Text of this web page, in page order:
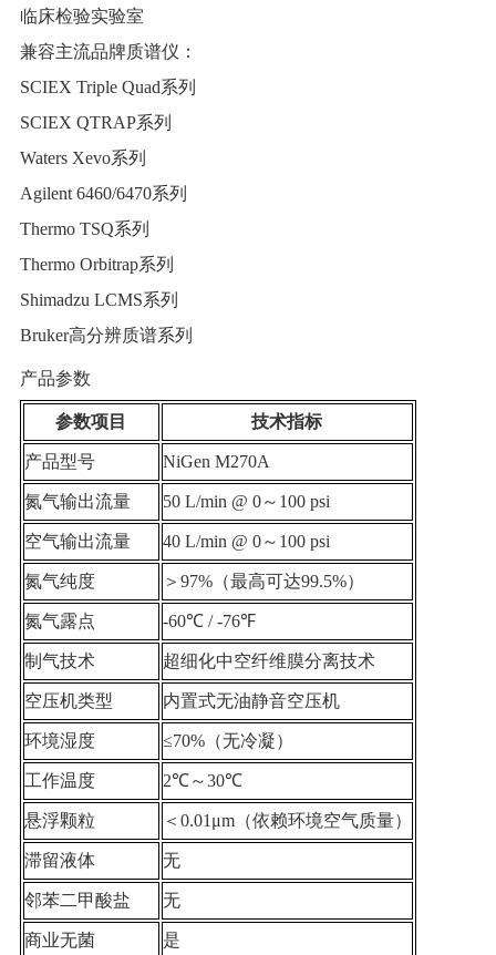
临床检验实验室
兼容主流品牌质谱仪：
SCIEX Triple Quad系列
SCIEX QTRAP系列
Waters Xevo系列
Agilent 6460/6470系列
Thermo TSQ系列
Thermo Orbitrap系列
Shimadzu LCMS系列
Bruker高分辨质谱系列
产品参数
参数项目 技术指标
产品型号 NiGen M270A
氮气输出流量 50 L/min @ 0～100 psi
空气输出流量 40 L/min @ 0～100 psi
氮气纯度 ＞97%（最高可达99.5%）
氮气露点 -60℃ / -76℉
制气技术 超细化中空纤维膜分离技术
空压机类型 内置式无油静音空压机
环境湿度 ≤70%（无冷凝）
工作温度 2℃～30℃
悬浮颗粒 ＜0.01μm（依赖环境空气质量）
滞留液体 无
邻苯二甲酸盐 无
商业无菌 是